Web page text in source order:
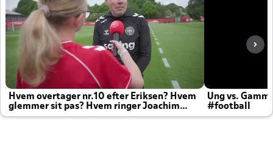
Hvem overtager nr.10 efter Eriksen? Hvem
glemmer sit pas? Hvem ringer Joachim
altid til efter kampe?
Ung vs.
#football